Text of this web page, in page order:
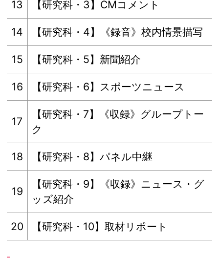
13 【研究科・3】CMコメント
14 【研究科・4】《録音》校内情景描写
15 【研究科・5】新聞紹介
16 【研究科・6】スポーツニュース
17
【研究科・7】《収録》グループトー
ク
18 【研究科・8】パネル中継
19
【研究科・9】《収録》ニュース・グ
ッズ紹介
20 【研究科・10】取材リポート